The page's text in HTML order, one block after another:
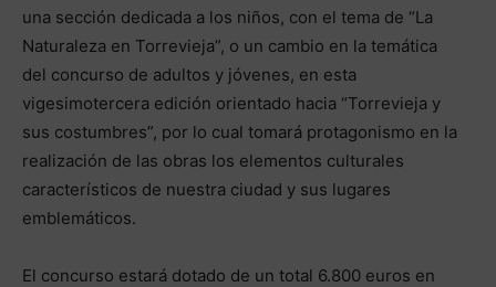
una sección dedicada a los niños, con el tema de “La
Naturaleza en Torrevieja”, o un cambio en la temática
del concurso de adultos y jóvenes, en esta
vigesimotercera edición orientado hacia “Torrevieja y
sus costumbres”, por lo cual tomará protagonismo en la
realización de las obras los elementos culturales
característicos de nuestra ciudad y sus lugares
emblemáticos.
El concurso estará dotado de un total 6.800 euros en